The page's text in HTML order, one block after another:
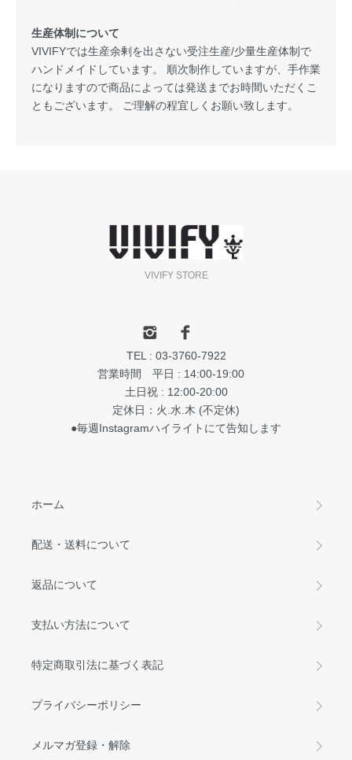
生産体制について
VIVIFYでは生産余剰を出さない受注生産/少量生産体制で
ハンドメイドしています。 順次制作していますが、手作業
になりますので商品によっては発送までお時間いただくこ
ともございます。 ご理解の程宜しくお願い致します。
VIVIFY STORE
TEL : 03-3760-7922
営業時間 平日 : 14:00-19:00
土日祝 : 12:00-20:00
定休日：火.水.木 (不定休)
●毎週Instagramハイライトにて告知します
ホーム
配送・送料について
返品について
支払い方法について
特定商取引法に基づく表記
プライバシーポリシー
メルマガ登録・解除